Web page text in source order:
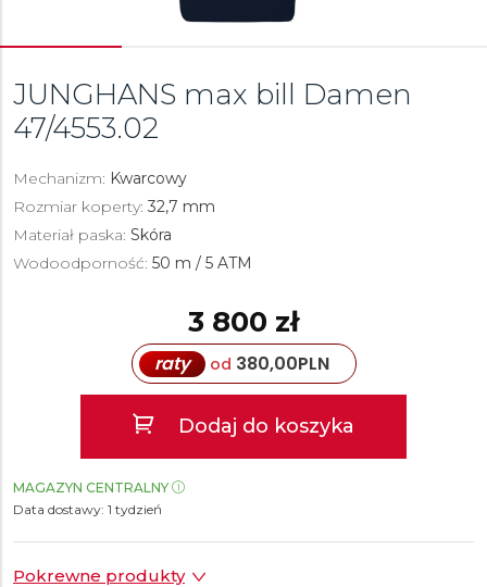
JUNGHANS max bill Damen
47/4553.02
Mechanizm: Kwarcowy
Rozmiar koperty: 32,7 mm
Materiał paska: Skóra
Wodoodporność: 50 m / 5 ATM
3 800 zł
raty od 380,00PLN
Dodaj do koszyka
MAGAZYN CENTRALNY
Data dostawy: 1 tydzień
Pokrewne produkty